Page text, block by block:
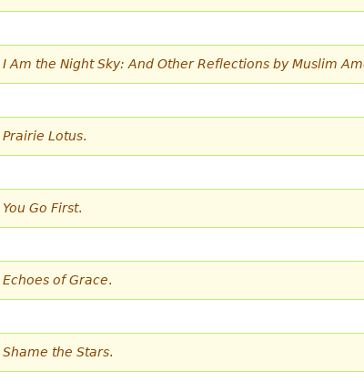
I Am the Night Sky: And Other Reflections by Muslim
Prairie Lotus.
You Go First.
Echoes of Grace.
Shame the Stars.